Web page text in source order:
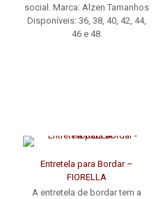
social. Marca: Alzen Tamanhos
Disponíveis: 36, 38, 40, 42, 44,
46 e 48.
Entretela para Bordar –
FIORELLA
A entretela de bordar tem a